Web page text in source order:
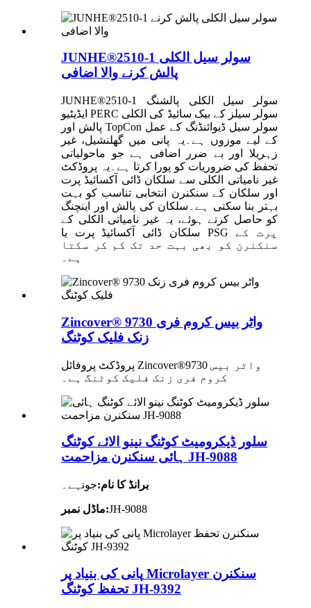
JUNHE®2510-1 سولر سیل الکلی
پالش کرنے والا اضافی
JUNHE®2510-1 سولر سیل الکلی پالشنگ
ایڈیٹیو PERC سولر سیلز کے بیک سائیڈ کی الکلی
پالش اور TopCon سولر سیل ڈیوائنڈنگ کے عمل
کے لیے موزوں ہے۔یہ پانی میں گھلنشیل، غیر
زہریلا اور بے ضرر اضافی ہے جو ماحولیاتی
تحفظ کی ضروریات کو پورا کرتا ہے۔یہ پروڈکٹ
غیر نامیاتی الکلی سے سلکان ڈائی آکسائیڈ پرت
اور سلکان کے سنکنرن انتخابی تناسب کو بہت
بہتر بنا سکتی ہے۔سلکان کی پالش اور اینچنگ
کو حاصل کرتے ہوئے، یہ غیر نامیاتی الکلی کے
سلکان ڈائی آکسائیڈ پرت یا PSG پرت کے
سنکنرن کو بھی بہت حد تک کم کر سکتا
ہے۔
Zincover® 9730 واٹر بیس کروم فری
زنک فلیک کوٹنگ
پروڈکٹ پروفائل Zincover®9730 واٹر بیس
کروم فری زنک فلیک کوٹنگ ہے۔
سلور ڈیکرومیٹ کوٹنگ نینو الائے کوٹنگ
ہائی سنکنرن مزاحمت JH-9088
برانڈ کا نام:جونہے۔
ماڈل نمبر:JH-9088
پانی کی بنیاد پر Microlayer سنکنرن
تحفظ کوٹنگ JH-9392